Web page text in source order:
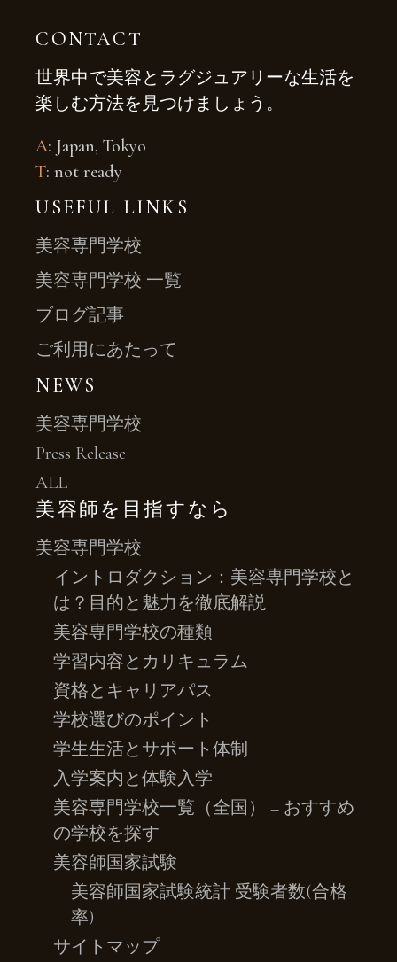
CONTACT
世界中で美容とラグジュアリーな生活を
楽しむ方法を見つけましょう。
A: Japan, Tokyo
T: not ready
USEFUL LINKS
美容専門学校
美容専門学校 一覧
ブログ記事
ご利用にあたって
NEWS
美容専門学校
Press Release
ALL
美容師を目指すなら
美容専門学校
イントロダクション：美容専門学校と
は？目的と魅力を徹底解説
美容専門学校の種類
学習内容とカリキュラム
資格とキャリアパス
学校選びのポイント
学生生活とサポート体制
入学案内と体験入学
美容専門学校一覧（全国） – おすすめ
の学校を探す
美容師国家試験
美容師国家試験統計 受験者数(合格
率)
サイトマップ